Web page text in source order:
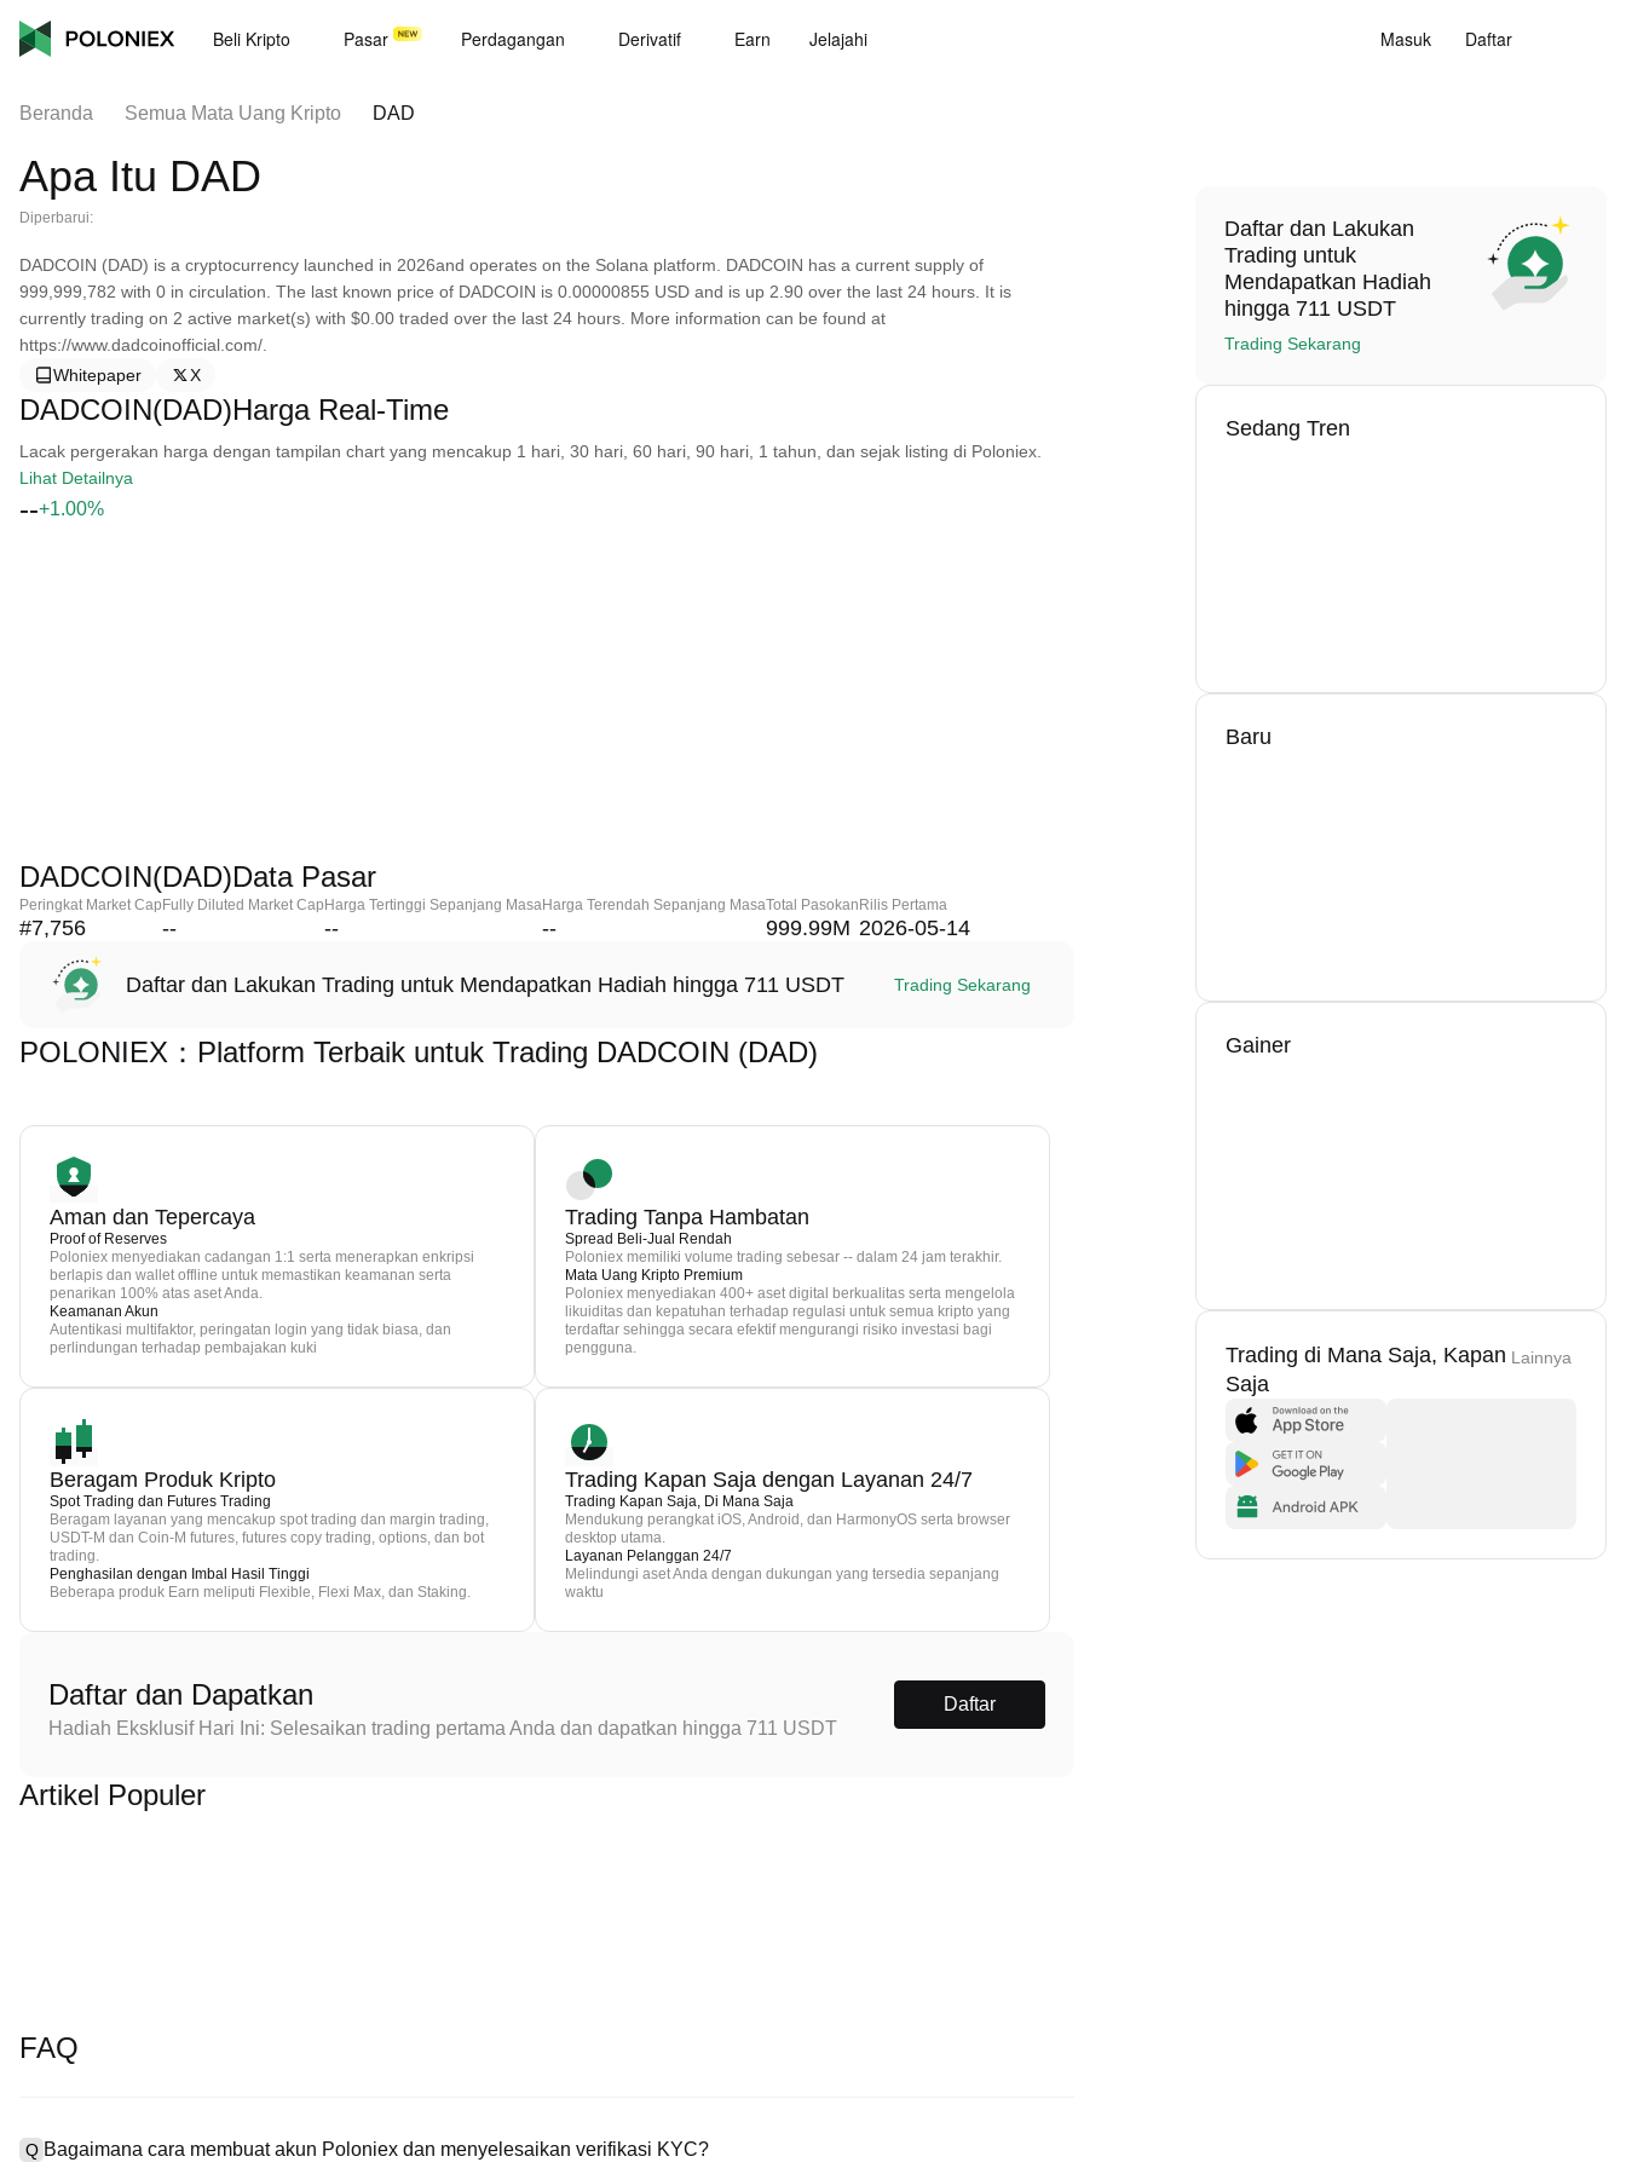
Beli Kripto Pasar Perdagangan Derivatif Earn Jelajahi Masuk Daftar
Beranda Semua Mata Uang Kripto DAD
Apa Itu DAD
Diperbarui:
DADCOIN (DAD) is a cryptocurrency launched in 2026and operates on the Solana platform. DADCOIN has a current supply of
999,999,782 with 0 in circulation. The last known price of DADCOIN is 0.00000855 USD and is up 2.90 over the last 24 hours. It is
currently trading on 2 active market(s) with $0.00 traded over the last 24 hours. More information can be found at
https://www.dadcoinofficial.com/.
Whitepaper
X
DADCOIN(DAD)Harga Real-Time
Lacak pergerakan harga dengan tampilan chart yang mencakup 1 hari, 30 hari, 60 hari, 90 hari, 1 tahun, dan sejak listing di Poloniex.
Lihat Detailnya
--+1.00%
DADCOIN(DAD)Data Pasar
Peringkat Market Cap
#7,756
Fully Diluted Market Cap
--
Harga Tertinggi Sepanjang Masa
--
Harga Terendah Sepanjang Masa
--
Total Pasokan
999.99M
Rilis Pertama
2026-05-14
Daftar dan Lakukan Trading untuk Mendapatkan Hadiah hingga 711 USDT Trading Sekarang
POLONIEX：Platform Terbaik untuk Trading DADCOIN (DAD)
Aman dan Tepercaya
Proof of Reserves
Poloniex menyediakan cadangan 1:1 serta menerapkan enkripsi
berlapis dan wallet offline untuk memastikan keamanan serta
penarikan 100% atas aset Anda.
Keamanan Akun
Autentikasi multifaktor, peringatan login yang tidak biasa, dan
perlindungan terhadap pembajakan kuki
Trading Tanpa Hambatan
Spread Beli-Jual Rendah
Poloniex memiliki volume trading sebesar -- dalam 24 jam terakhir.
Mata Uang Kripto Premium
Poloniex menyediakan 400+ aset digital berkualitas serta mengelola
likuiditas dan kepatuhan terhadap regulasi untuk semua kripto yang
terdaftar sehingga secara efektif mengurangi risiko investasi bagi
pengguna.
Beragam Produk Kripto
Spot Trading dan Futures Trading
Beragam layanan yang mencakup spot trading dan margin trading,
USDT-M dan Coin-M futures, futures copy trading, options, dan bot
trading.
Penghasilan dengan Imbal Hasil Tinggi
Beberapa produk Earn meliputi Flexible, Flexi Max, dan Staking.
Trading Kapan Saja dengan Layanan 24/7
Trading Kapan Saja, Di Mana Saja
Mendukung perangkat iOS, Android, dan HarmonyOS serta browser
desktop utama.
Layanan Pelanggan 24/7
Melindungi aset Anda dengan dukungan yang tersedia sepanjang
waktu
Daftar dan Dapatkan
Hadiah Eksklusif Hari Ini: Selesaikan trading pertama Anda dan dapatkan hingga 711 USDT
Daftar
Artikel Populer
FAQ
Q Bagaimana cara membuat akun Poloniex dan menyelesaikan verifikasi KYC?
Daftar dan Lakukan
Trading untuk
Mendapatkan Hadiah
hingga 711 USDT
Trading Sekarang
Sedang Tren
Baru
Gainer
Trading di Mana Saja, Kapan
Saja
Lainnya